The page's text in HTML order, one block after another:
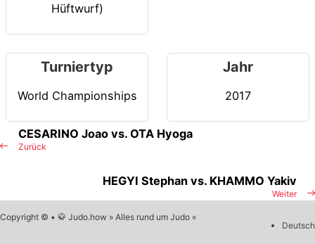
Hüftwurf)
Turniertyp
World Championships
Jahr
2017
Zurück
CESARINO Joao vs. OTA Hyoga
Weiter
HEGYI Stephan vs. KHAMMO Yakiv
Copyright © • 🥋 Judo.how » Alles rund um Judo «
Deutsch